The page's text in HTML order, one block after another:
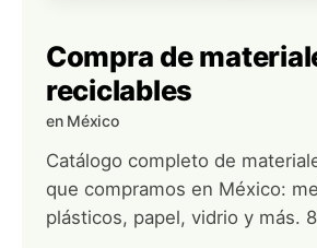
Compra de
reciclables
en México
Catálogo completo de
que compramos en México:
plásticos, papel, vidrio y más.